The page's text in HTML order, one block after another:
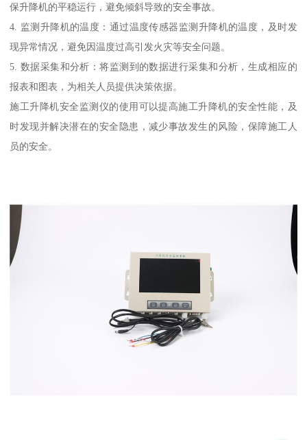
保升降机的平稳运行，避免倾斜导致的安全事故。
4. 监测升降机的温度：通过温度传感器监测升降机的温度，及时发
现异常情况，避免因温度过高引发火灾等安全问题。
5. 数据采集和分析：将监测到的数据进行采集和分析，生成相应的
报表和图表，为相关人员提供决策依据。
施工升降机安全监测仪的使用可以提高施工升降机的安全性能，及
时发现并解决潜在的安全隐患，减少事故发生的风险，保障施工人
员的安全。